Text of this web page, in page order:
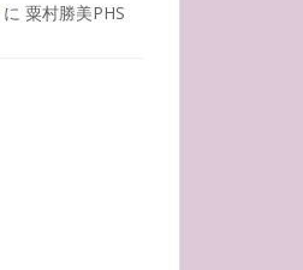
に 粟村勝美PHS